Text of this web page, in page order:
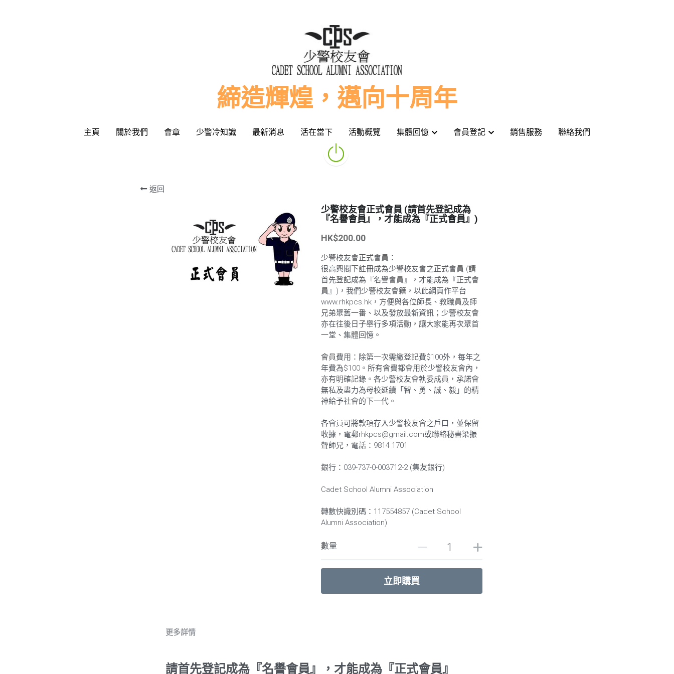
締造輝煌，邁向十周年
主頁 關於我們 會章 少警冷知識 最新消息 活在當下 活動概覽 集體回憶 會員登記 銷售服務 聯絡我們
締造輝煌，邁向十周年
主頁 關於我們 會章 少警冷知識 最新消息 活在當下 活動概覽 集體回憶 會員登記 銷售服務 聯絡我們
返回
少警校友會正式會員 (請首先登記成為
『名譽會員』，才能成為『正式會員』)
HK$200.00
少警校友會正式會員：
很高興閣下註冊成為少警校友會之正式會員 (請
首先登記成為『名譽會員』，才能成為『正式會
員』)，我們少警校友會籍，以此網頁作平台
www.rhkpcs.hk，方便與各位師長、教職員及師
兄弟聚舊一番、以及發放最新資訊；少警校友會
亦在往後日子舉行多項活動，讓大家能再次聚首
一堂、集體回憶。
會員費用：除第一次需繳登記費$100外，每年之
年費為$100。所有會費都會用於少警校友會內，
亦有明確記錄。各少警校友會執委成員，承諾會
無私及盡力為母校延續「智、勇、誠、毅」的精
神給予社會的下一代。
各會員可將款項存入少警校友會之戶口，並保留
收據，電郵rhkpcs@gmail.com或聯絡秘書梁振
聲師兄，電話：9814 1701
銀行：039-737-0-003712-2 (集友銀行)
Cadet School Alumni Association
轉數快識別碼：117554857 (Cadet School
Alumni Association)
數量
立即購買
更多詳情
請首先登記成為『名譽會員』，才能成為『正式會員』